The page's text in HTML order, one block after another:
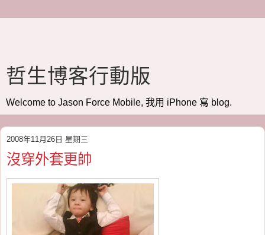
哲生博客行動版
Welcome to Jason Force Mobile, 我用 iPhone 寫 blog.
2008年11月26日 星期三
沒穿外套更帥